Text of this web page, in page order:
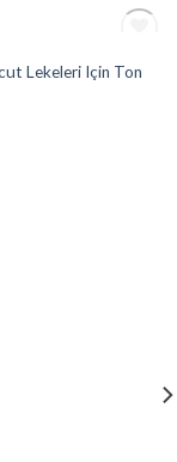
to
Lekeleri Için Ton